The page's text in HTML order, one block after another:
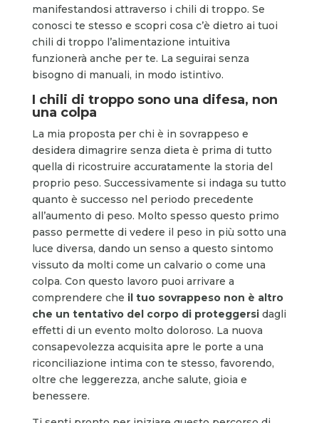
manifestandosi attraverso i chili di troppo. Se
conosci te stesso e scopri cosa c’è dietro ai tuoi
chili di troppo l’alimentazione intuitiva
funzionerà anche per te. La seguirai senza
bisogno di manuali, in modo istintivo.
I chili di troppo sono una difesa, non
una colpa
La mia proposta per chi è in sovrappeso e
desidera dimagrire senza dieta è prima di tutto
quella di ricostruire accuratamente la storia del
proprio peso. Successivamente si indaga su tutto
quanto è successo nel periodo precedente
all’aumento di peso. Molto spesso questo primo
passo permette di vedere il peso in più sotto una
luce diversa, dando un senso a questo sintomo
vissuto da molti come un calvario o come una
colpa. Con questo lavoro puoi arrivare a
comprendere che il tuo sovrappeso non è altro
che un tentativo del corpo di proteggersidagli
effetti di un evento molto doloroso. La nuova
consapevolezza acquisita apre le porte a una
riconciliazione intima con te stesso, favorendo,
oltre che leggerezza, anche salute, gioia e
benessere.